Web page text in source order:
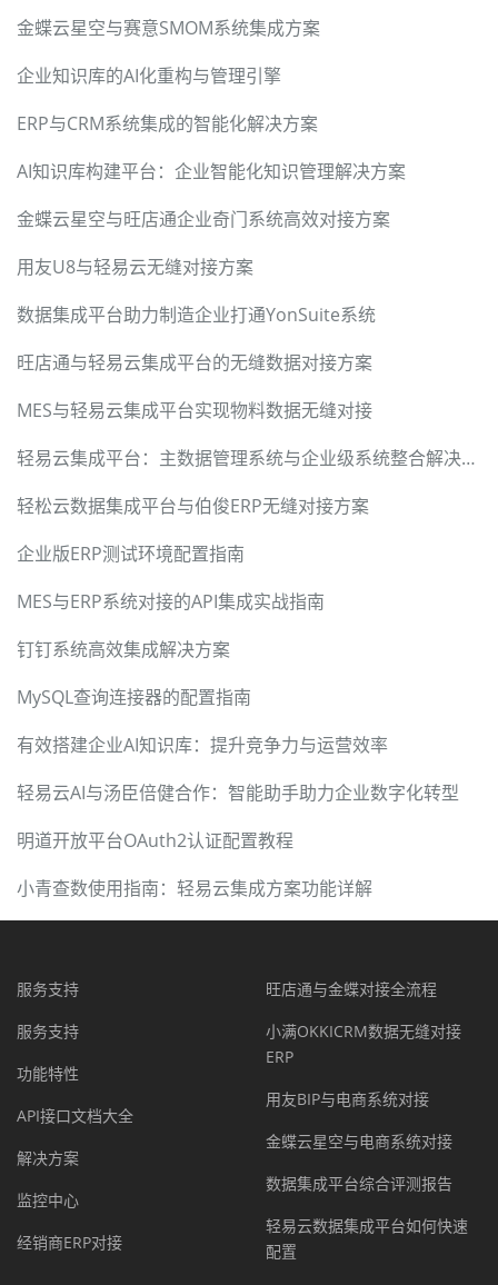
金蝶云星空与赛意SMOM系统集成方案
企业知识库的AI化重构与管理引擎
ERP与CRM系统集成的智能化解决方案
AI知识库构建平台：企业智能化知识管理解决方案
金蝶云星空与旺店通企业奇门系统高效对接方案
用友U8与轻易云无缝对接方案
数据集成平台助力制造企业打通YonSuite系统
旺店通与轻易云集成平台的无缝数据对接方案
MES与轻易云集成平台实现物料数据无缝对接
轻易云集成平台：主数据管理系统与企业级系统整合解决方案
轻松云数据集成平台与伯俊ERP无缝对接方案
企业版ERP测试环境配置指南
MES与ERP系统对接的API集成实战指南
钉钉系统高效集成解决方案
MySQL查询连接器的配置指南
有效搭建企业AI知识库：提升竞争力与运营效率
轻易云AI与汤臣倍健合作：智能助手助力企业数字化转型
明道开放平台OAuth2认证配置教程
小青查数使用指南：轻易云集成方案功能详解
服务支持
服务支持
功能特性
API接口文档大全
解决方案
监控中心
经销商ERP对接
旺店通与金蝶对接全流程
小满OKKICRM数据无缝对接
ERP
用友BIP与电商系统对接
金蝶云星空与电商系统对接
数据集成平台综合评测报告
轻易云数据集成平台如何快速
配置